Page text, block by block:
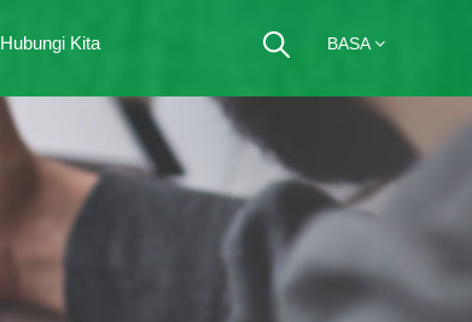
BASA
Hubungi Kita